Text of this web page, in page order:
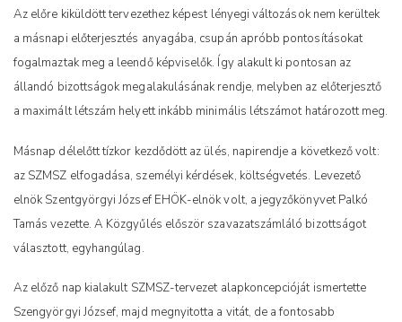
Az előre kiküldött tervezethez képest lényegi változások nem kerültek
a másnapi előterjesztés anyagába, csupán apróbb pontosításokat
fogalmaztak meg a leendő képviselők. Így alakult ki pontosan az
állandó bizottságok megalakulásának rendje, melyben az előterjesztő
a maximált létszám helyett inkább minimális létszámot határozott meg.
Másnap délelőtt tízkor kezdődött az ülés, napirendje a következő volt:
az SZMSZ elfogadása, személyi kérdések, költségvetés. Levezető
elnök Szentgyörgyi József EHÖK-elnök volt, a jegyzőkönyvet Palkó
Tamás vezette. A Közgyűlés először szavazatszámláló bizottságot
választott, egyhangúlag.
Az előző nap kialakult SZMSZ-tervezet alapkoncepcióját ismertette
Szengyörgyi József, majd megnyitotta a vitát, de a fontosabb